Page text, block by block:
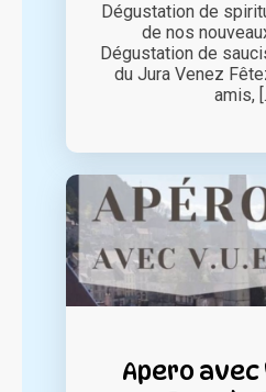
Dégustation de
de nos
Dégustation de
du Jura Venez
amis,
Apero avec